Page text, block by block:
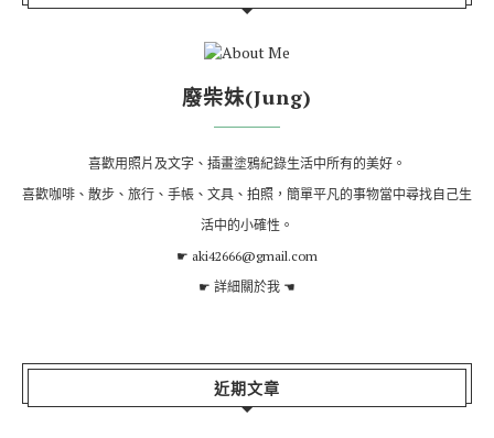
廢柴妹(Jung)
喜歡用照片及文字、插畫塗鴉紀錄生活中所有的美好。
喜歡咖啡、散步、旅行、手帳、文具、拍照，簡單平凡的事物當中尋找自己生
活中的小確性。
☛ aki42666@gmail.com
☛ 詳細關於我 ☚
近期文章